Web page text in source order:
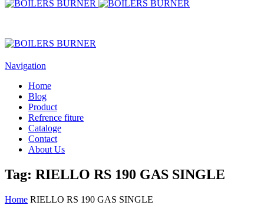
Navigation
Home
Blog
Product
Refrence fiture
Cataloge
Contact
About Us
Tag: RIELLO RS 190 GAS SINGLE
Home RIELLO RS 190 GAS SINGLE